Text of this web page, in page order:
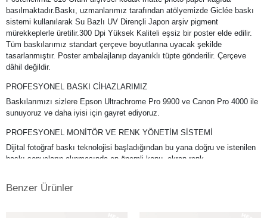
basılmaktadır.Baskı, uzmanlarımız tarafından atölyemizde Giclée baskı
sistemi kullanılarak Su Bazlı UV Dirençli Japon arşiv pigment
mürekkeplerle üretilir.300 Dpi Yüksek Kaliteli eşsiz bir poster elde edilir.
Tüm baskılarımız standart çerçeve boyutlarına uyacak şekilde
tasarlanmıştır. Poster ambalajlanıp dayanıklı tüpte gönderilir. Çerçeve
dâhil değildir.
PROFESYONEL BASKI CİHAZLARIMIZ
Baskılarımızı sizlere Epson Ultrachrome Pro 9900 ve Canon Pro 4000 ile
sunuyoruz ve daha iyisi için gayret ediyoruz.
PROFESYONEL MONİTÖR VE RENK YÖNETİM SİSTEMİ
Dijital fotoğraf baskı teknolojisi başladığından bu yana doğru ve istenilen
baskı sonuçların alınmasında en önemli konu, ekran renk
da profesyonel monitör kullanımını gerektirmektedir. Kullanmış
olduğumuz Eizo monitörlerde düzenli aralıklarla renk kalibrasyonu
Benzer Ürünler